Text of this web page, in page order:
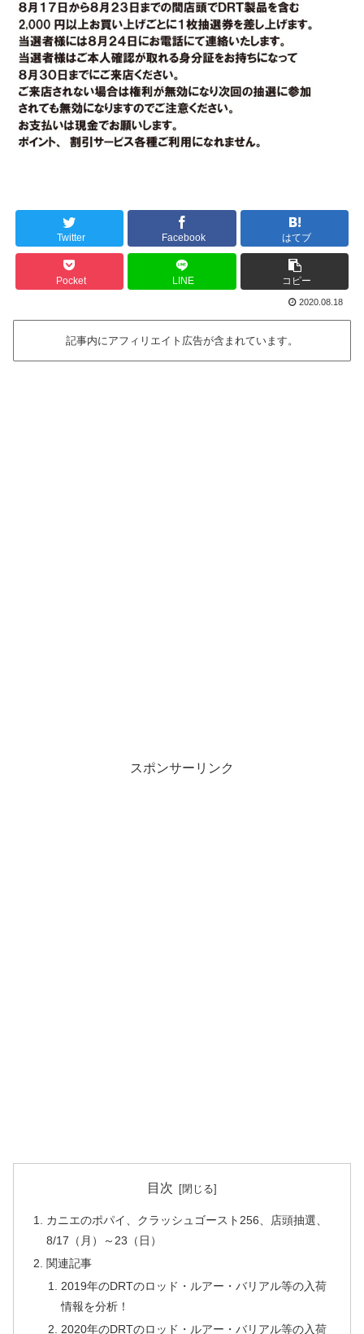
Twitter Facebook はてブ
Pocket LINE コピー
2020.08.18
記事内にアフィリエイト広告が含まれています。
スポンサーリンク
目次
カニエのポパイ、クラッシュゴースト256、店頭抽選、
8/17（月）～23（日）
関連記事
2019年のDRTのロッド・ルアー・バリアル等の入荷
情報を分析！
2020年のDRTのロッド・ルアー・バリアル等の入荷